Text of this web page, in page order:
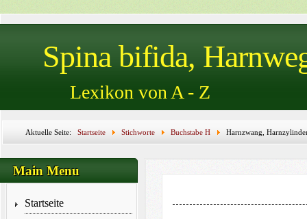
Spina bifida,
Lexikon von A - Z
Aktuelle Seite: Startseite Stichworte Buchstabe H
Harnzwang,
Hauterkrankungen, Hautfistel, Hautinzision, Hautkleber, Hb, HbA1c, HbE, HCG, Head-
Main Menu
Startseite